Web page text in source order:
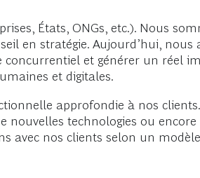
États, ONGs, etc.). Nous
en stratégie. Aujourd’hui,
et générer un réel
et digitales.
approfondie à nos
technologies ou
avec nos clients selon un